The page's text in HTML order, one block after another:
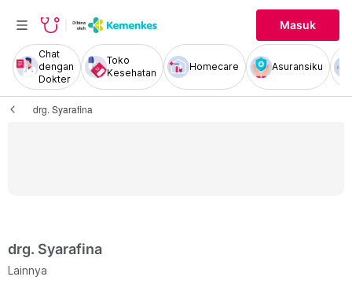
Masuk
Chat
dengan
Dokter
Toko
Kesehatan
Homecare Asuransiku
drg. Syarafina
drg. Syarafina
Lainnya